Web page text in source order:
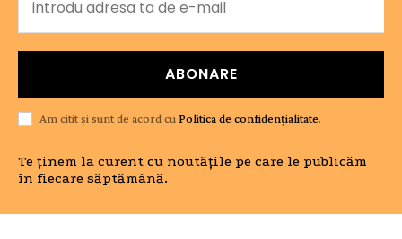
ABONARE
Am citit și sunt de acord cuPolitica de confidențialitate.
Te ținem la curent cu noutățile pe care le publicăm
în fiecare săptămână.